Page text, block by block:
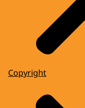
Copyright